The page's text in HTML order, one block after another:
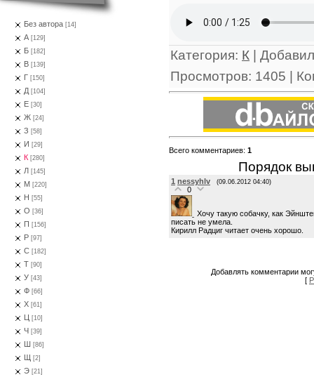
Без автора [14]
А [129]
Б [182]
В [139]
Г [150]
Д [104]
Е [30]
Ж [24]
З [58]
И [29]
К [280]
Л [145]
М [220]
Н [55]
О [36]
П [156]
Р [97]
С [182]
Т [90]
У [43]
Ф [66]
Х [61]
Ц [10]
Ч [39]
Ш [86]
Щ [2]
Э [21]
Категория: К | Добавил
Просмотров: 1405 |
Всего комментариев: 1
Порядок
1 nessyhlv (09.06.2012 04:40)
0
Хочу такую собачку, как
писать не умела.
Кирилл Радциг читает очень хорошо.
Добавлять комментарии
[